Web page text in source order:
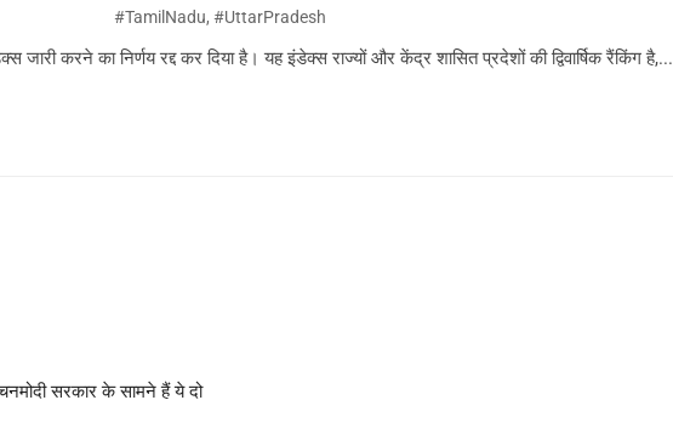
#TamilNadu, #UttarPradesh
करने का निर्णय रद्द कर दिया है। यह इंडेक्स राज्यों और केंद्र शासित प्रदेशों की द्विवार्षिक रैंकिंग है,...
सरकार के सामने हैं ये दो